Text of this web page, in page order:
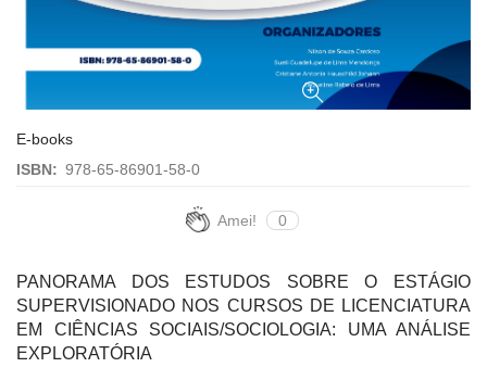
E-books
ISBN: 978-65-86901-58-0
Amei! 0
PANORAMA DOS ESTUDOS SOBRE O ESTÁGIO
SUPERVISIONADO NOS CURSOS DE LICENCIATURA
EM CIÊNCIAS SOCIAIS/SOCIOLOGIA: UMA ANÁLISE
EXPLORATÓRIA